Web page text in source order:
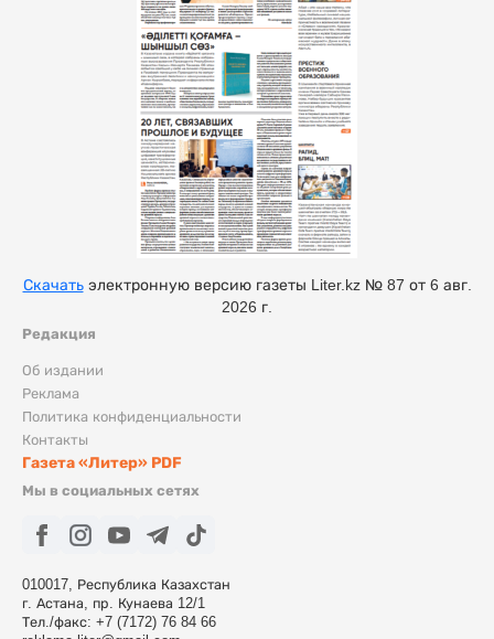
Редакция
Об издании
Реклама
Политика конфиденциальности
Контакты
Газета «Литер» PDF
Мы в социальных сетях
010017, Республика Казахстан
г. Астана, пр. Кунаева 12/1
Тел./факс: +7 (7172) 76 84 66
Скачатьэлектронную версию газеты Liter.kz № 87 от 6 авг.
2026 г.